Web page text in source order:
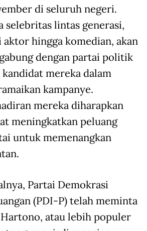
di seluruh negeri.
selebritas lintas generasi,
aktor hingga komedian, akan
dengan partai politik
kandidat mereka dalam
kampanye.
mereka diharapkan
meningkatkan peluang
untuk memenangkan
Partai Demokrasi
(PDI-P) telah meminta
atau lebih populer